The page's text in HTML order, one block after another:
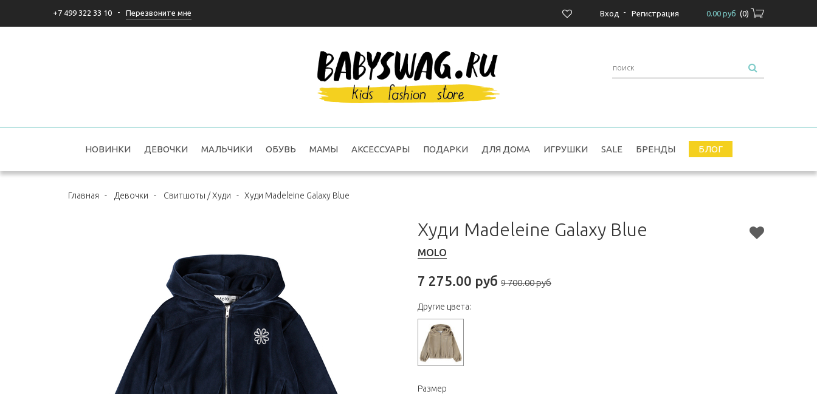
+7 499 322 33 10 - Перезвоните мне 0.00 руб (0)
Вход - Регистрация
НОВИНКИ ДЕВОЧКИ МАЛЬЧИКИ ОБУВЬ МАМЫ АКСЕССУАРЫ ПОДАРКИ ДЛЯ ДОМА ИГРУШКИ SALE БРЕНДЫ БЛОГ
Главная - Девочки - Свитшоты / Худи - Худи Madeleine Galaxy Blue
Худи Madeleine Galaxy Blue
MOLO
7 275.00 руб 9 700.00 руб
Другие цвета:
Размер